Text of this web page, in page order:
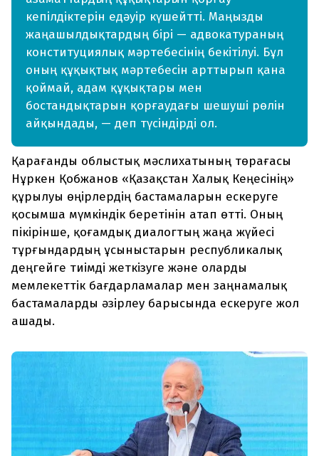
кепілдіктерін едәуір күшейтті. Маңызды
жаңашылдықтардың бірі — адвокатураның
конституциялық мәртебесінің бекітілуі. Бұл
оның құқықтық мәртебесін арттырып қана
қоймай, адам құқықтары мен
бостандықтарын қорғаудағы шешуші рөлін
айқындады, — деп түсіндірді ол.
Қарағанды облыстық мәслихатының төрағасы
Нұркен Қобжанов «Қазақстан Халық Кеңесінің»
құрылуы өңірлердің бастамаларын ескеруге
қосымша мүмкіндік беретінін атап өтті. Оның
пікірінше, қоғамдық диалогтың жаңа жүйесі
тұрғындардың ұсыныстарын республикалық
деңгейге тиімді жеткізуге және оларды
мемлекеттік бағдарламалар мен заңнамалық
бастамаларды әзірлеу барысында ескеруге жол
ашады.